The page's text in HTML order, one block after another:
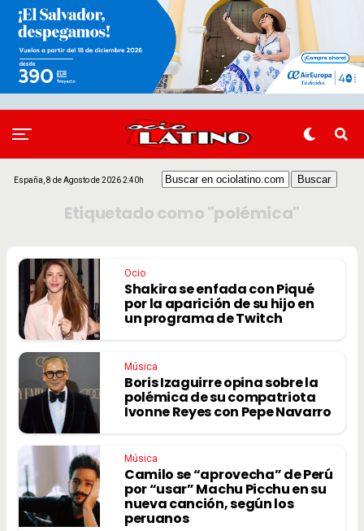
España, 8 de Agosto de 2026 2:40h
Etiquetado como "polémica"
Ocio
Shakira se enfada con Piqué
por la aparición de su hijo en
un programa de Twitch
Música
Boris Izaguirre opina sobre la
polémica de su compatriota
Ivonne Reyes con Pepe Navarro
Música
Camilo se “aprovecha” de Perú
por “usar” Machu Picchu en su
nueva canción, según los
peruanos